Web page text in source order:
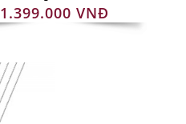
1.399.000 VNĐ